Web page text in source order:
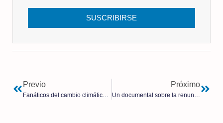
SUSCRIBIRSE
Previo Próximo